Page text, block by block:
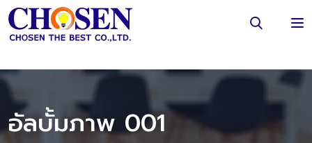
อัลบั้มภาพ 001